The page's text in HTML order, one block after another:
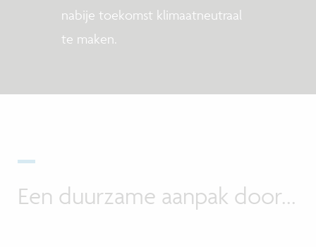
nabije toekomst klimaatneutraal
te maken.
Een duurzame aanpak door...